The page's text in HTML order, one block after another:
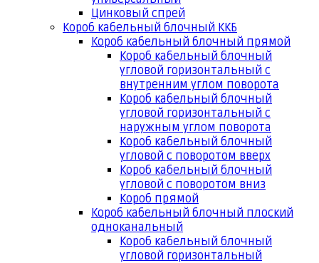
Цинковый спрей
Короб кабельный блочный ККБ
Короб кабельный блочный прямой
Короб кабельный блочный
угловой горизонтальный с
внутренним углом поворота
Короб кабельный блочный
угловой горизонтальный с
наружным углом поворота
Короб кабельный блочный
угловой с поворотом вверх
Короб кабельный блочный
угловой с поворотом вниз
Короб прямой
Короб кабельный блочный плоский
одноканальный
Короб кабельный блочный
угловой горизонтальный